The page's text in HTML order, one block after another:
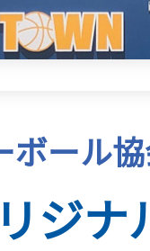
ボール
ジナ